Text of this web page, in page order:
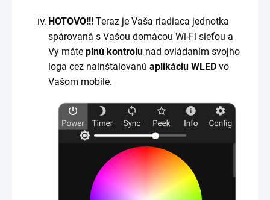
HOTOVO!!! Teraz je Vaša riadiaca jednotka
spárovaná s Vašou domácou Wi-Fi sieťou a
Vy máte plnú kontrolu nad ovládaním svojho
loga cez nainštalovanú aplikáciu WLED vo
Vašom mobile.